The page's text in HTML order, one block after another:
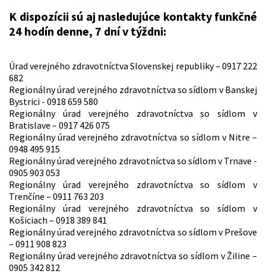
K dispozícii sú aj nasledujúce kontakty funkčné
24 hodín denne, 7 dní v týždni:
Úrad verejného zdravotníctva Slovenskej republiky – 0917 222
682
Regionálny úrad verejného zdravotníctva so sídlom v Banskej
Bystrici - 0918 659 580
Regionálny úrad verejného zdravotníctva so sídlom v
Bratislave – 0917 426 075
Regionálny úrad verejného zdravotníctva so sídlom v Nitre –
0948 495 915
Regionálny úrad verejného zdravotníctva so sídlom v Trnave -
0905 903 053
Regionálny úrad verejného zdravotníctva so sídlom v
Trenčíne – 0911 763 203
Regionálny úrad verejného zdravotníctva so sídlom v
Košiciach – 0918 389 841
Regionálny úrad verejného zdravotníctva so sídlom v Prešove
– 0911 908 823
Regionálny úrad verejného zdravotníctva so sídlom v Žiline –
0905 342 812